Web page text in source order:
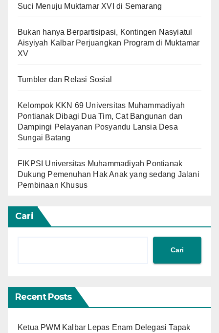
Suci Menuju Muktamar XVI di Semarang
Bukan hanya Berpartisipasi, Kontingen Nasyiatul
Aisyiyah Kalbar Perjuangkan Program di Muktamar
XV
Tumbler dan Relasi Sosial
Kelompok KKN 69 Universitas Muhammadiyah
Pontianak Dibagi Dua Tim, Cat Bangunan dan
Dampingi Pelayanan Posyandu Lansia Desa
Sungai Batang
FIKPSI Universitas Muhammadiyah Pontianak
Dukung Pemenuhan Hak Anak yang sedang Jalani
Pembinaan Khusus
Cari
Cari
Recent Posts
Ketua PWM Kalbar Lepas Enam Delegasi Tapak